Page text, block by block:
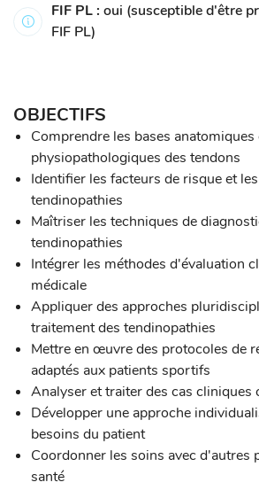
FIF PL : oui (susceptible d'être
FIF PL)
OBJECTIFS
Comprendre les bases anatomiques
physiopathologiques des tendons
Identifier les facteurs de risque et
tendinopathies
Maîtriser les techniques de
tendinopathies
Intégrer les méthodes d'évaluation
médicale
Appliquer des approches
traitement des tendinopathies
Mettre en œuvre des protocoles de
adaptés aux patients sportifs
Analyser et traiter des cas cliniques
Développer une approche
besoins du patient
Coordonner les soins avec d'autres
santé